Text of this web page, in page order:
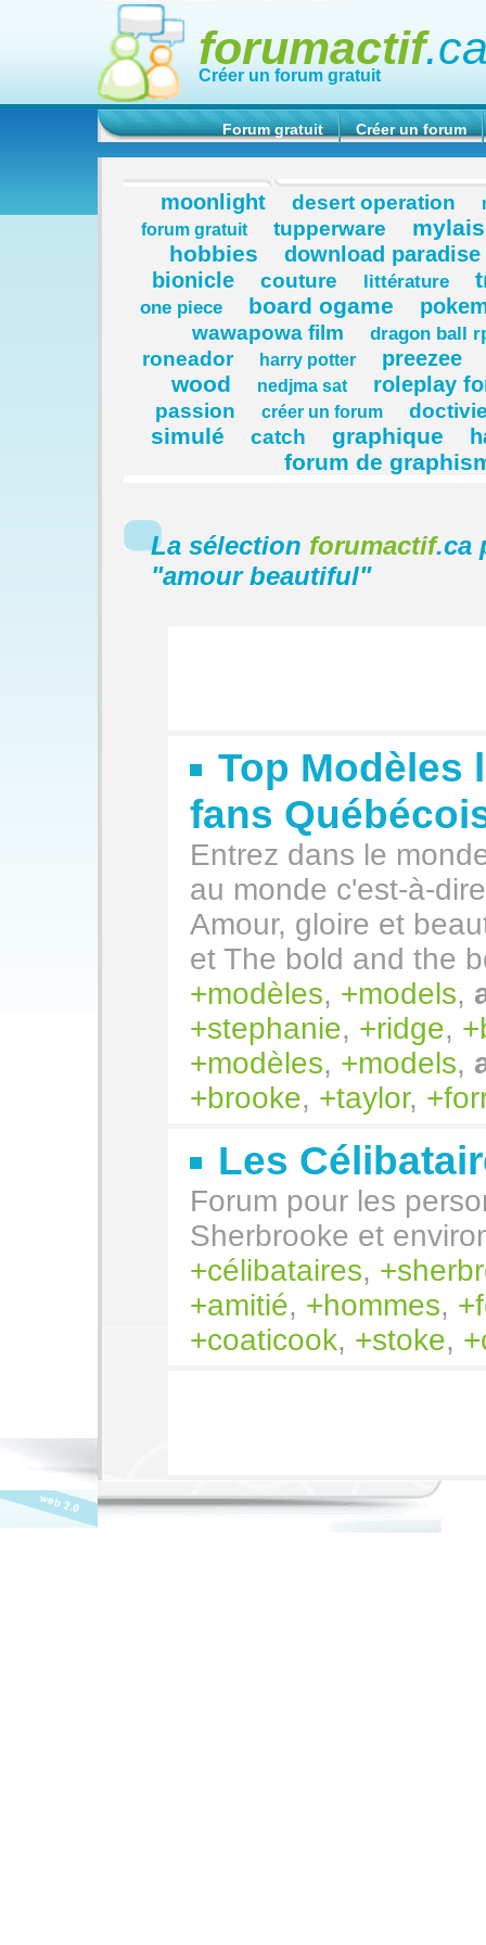
forumactif
Créer un forum gratuit
Forum gratuit Créer un forum
moonlight desert operation
forum gratuit
tupperware
hobbies
download paradise
bionicle
couture littérature
one piece board ogame
wawapowa film dragon ball
roneador harry potter preezee
wood nedjma sat roleplay
passion créer un forum
simulé catch graphique
forum de
La sélection forumactif.ca
"amour beautiful"
Top Modèles
fans
Entrez dans le
au monde c'est-à-
Amour, gloire et
et The bold and the
modèles, models,
stephanie, ridge,
modèles, models,
brooke, taylor,
Les
Forum pour les
Sherbrooke et
célibataires,
amitié, hommes,
coaticook, stoke,